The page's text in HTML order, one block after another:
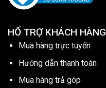
HỔ TRỢ KHÁCH HÀNG
Mua hàng trực tuyến
Hướng dẫn thanh toán
Mua hàng trả góp